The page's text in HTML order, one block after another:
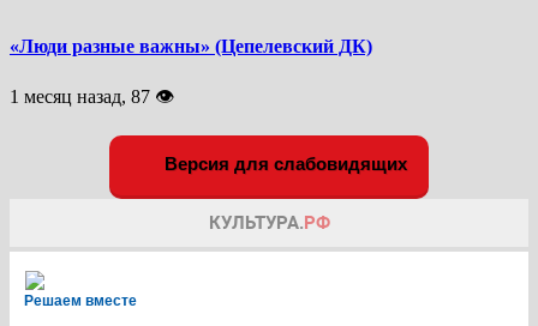
«Люди разные важны» (Цепелевский ДК)
1 месяц назад, 87 👁
Версия для слабовидящих
Решаем вместе